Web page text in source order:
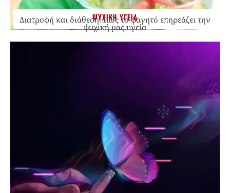
ΨΥΧΙΚΗ ΥΓΕΙΑ
Διατροφή και διάθεση: Πώς το φαγητό επηρεάζει την
ψυχική μας υγεία